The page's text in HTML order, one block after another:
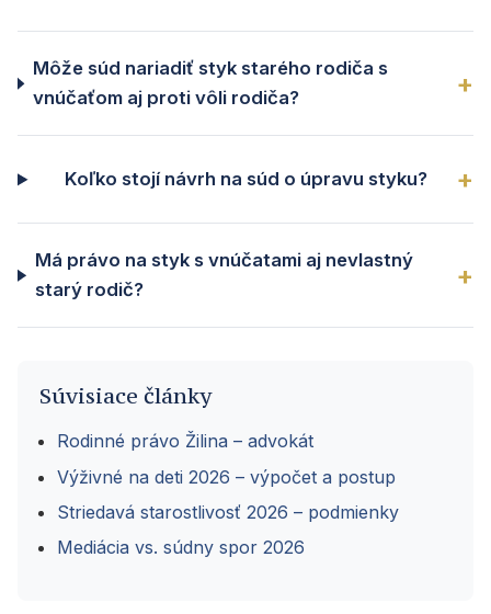
Môže súd nariadiť styk starého rodiča s
vnúčaťom aj proti vôli rodiča?
Koľko stojí návrh na súd o úpravu styku?
Má právo na styk s vnúčatami aj nevlastný
starý rodič?
Súvisiace články
Rodinné právo Žilina – advokát
Výživné na deti 2026 – výpočet a postup
Striedavá starostlivosť 2026 – podmienky
Mediácia vs. súdny spor 2026